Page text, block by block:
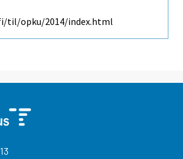
til/opku/2014/index.html
13